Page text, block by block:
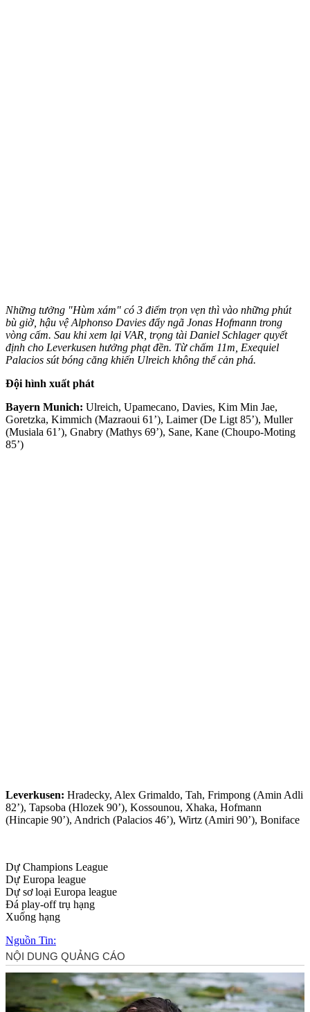
Những tưởng "Hùm xám" có 3 điểm trọn vẹn thì vào những phút
bù giờ, hậu vệ Alphonso Davies đẩy ngã Jonas Hofmann trong
vòng cấm. Sau khi xem lại VAR, trọng tài Daniel Schlager quyết
định cho Leverkusen hưởng phạt đền. Từ chấm 11m, Exequiel
Palacios sút bóng căng khiến Ulreich không thể cản phá.
Đội hình xuất phát
Bayern Munich: Ulreich, Upamecano, Davies, Kim Min Jae,
Goretzka, Kimmich (Mazraoui 61’), Laimer (De Ligt 85’), Muller
(Musiala 61’), Gnabry (Mathys 69’), Sane, Kane (Choupo-Moting
85’)
Leverkusen: Hradecky, Alex Grimaldo, Tah, Frimpong (Amin Adli
82’), Tapsoba (Hlozek 90’), Kossounou, Xhaka, Hofmann
(Hincapie 90’), Andrich (Palacios 46’), Wirtz (Amiri 90’), Boniface
Dự Champions League
Dự Europa league
Dự sơ loại Europa league
Đá play-off trụ hạng
Xuống hạng
Nguồn Tin: